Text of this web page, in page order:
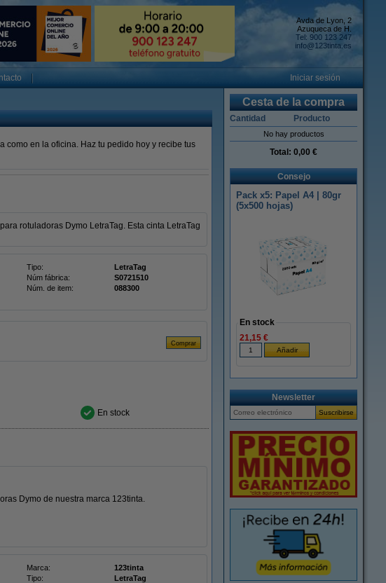
Avda de Lyon, 2
Azuqueca de H.
Tel: 900 123 247
info@123tinta.es
Iniciar sesión
como en la oficina. Haz tu pedido hoy y recibe tus
rotuladoras Dymo LetraTag. Esta cinta LetraTag
Tipo:
LetraTag
Núm fábrica:
S0721510
Núm. de item:
088300
En stock
Dymo de nuestra marca 123tinta.
Marca:
123tinta
Tipo:
LetraTag
Cesta de la compra
Cantidad Producto
No hay productos
Total: 0,00 €
Consejo
Pack x5: Papel A4 | 80gr
(5x500 hojas)
En stock
21,15 €
Newsletter